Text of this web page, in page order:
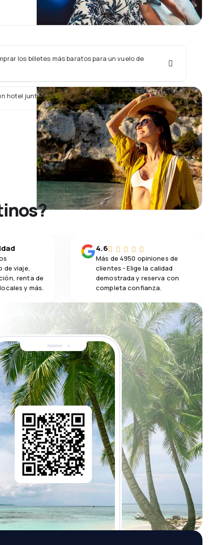
los billetes más baratos para un vuelo de
hotel junto con un vuelo de Aerolineas Estelar?
de viaje,
renta de
y más.
4.6
Más de 4950 opiniones de
clientes - Elige la calidad
demostrada y reserva con
completa confianza.